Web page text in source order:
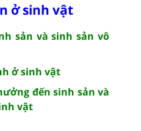
ở sinh vật
sản và sinh sản vô
ở sinh vật
đến sinh sản và
vật